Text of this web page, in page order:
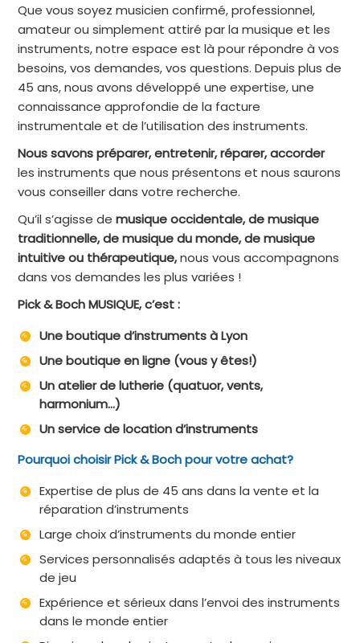
Que vous soyez musicien confirmé, professionnel,
amateur ou simplement attiré par la musique et les
instruments, notre espace est là pour répondre à vos
besoins, vos demandes, vos questions. Depuis plus de
45 ans, nous avons développé une expertise, une
connaissance approfondie de la facture
instrumentale et de l’utilisation des instruments.
Nous savons préparer, entretenir, réparer, accorder
les instruments que nous présentons et nous saurons
vous conseiller dans votre recherche.
Qu’il s’agisse demusique occidentale, de musique
traditionnelle, de musique du monde, de musique
intuitive ou thérapeutique,nous vous accompagnons
dans vos demandes les plus variées !
Pick & Boch MUSIQUE, c’est :
Une boutique d’instruments à Lyon
Une boutique en ligne (vous y êtes!)
Un atelier de lutherie (quatuor, vents,
harmonium…)
Un service de location d’instruments
Pourquoi choisir Pick & Boch pour votre achat?
Expertise de plus de 45 ans dans la vente et la
réparation d’instruments
Large choix d’instruments du monde entier
Services personnalisés adaptés à tous les niveaux
de jeu
Expérience et sérieux dans l’envoi des instruments
dans le monde entier